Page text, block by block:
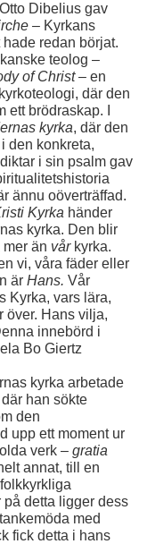
Dibelius gav
– Kyrkans
redan börjat.
teolog –
of Christ – en
där den
brödraskap. I
kyrka, där den
den konkreta,
i sin psalm gav
ännu oöverträffad.
Kyrka händer
kyrka. Den blir
än vår kyrka.
vi, våra fäder eller
är Hans. Vår
Kyrka, vars lära,
över. Hans vilja,
Bo Giertz
kyrka arbetade
han sökte
den
upp ett moment ur
verk – gratia
annat, till en
detta ligger dess
med
fick detta i hans